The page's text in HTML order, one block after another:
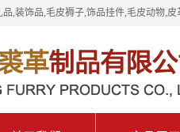
,装饰品,毛皮褥子,饰品挂件,毛皮动物,